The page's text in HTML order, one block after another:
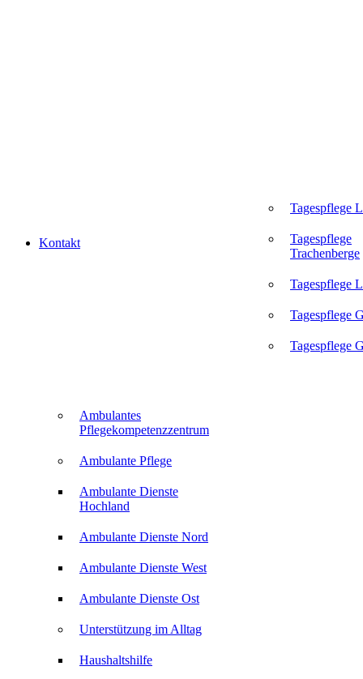
Kontakt
Ambulantes
Pflegekompetenzzentrum
Ambulante Pflege
Ambulante Dienste
Hochland
Ambulante Dienste Nord
Ambulante Dienste West
Ambulante Dienste Ost
Unterstützung im Alltag
Haushaltshilfe
Tagespflege
Tagespflege
Trachenberge
Tagespflege
Tagespflege
Tagespflege